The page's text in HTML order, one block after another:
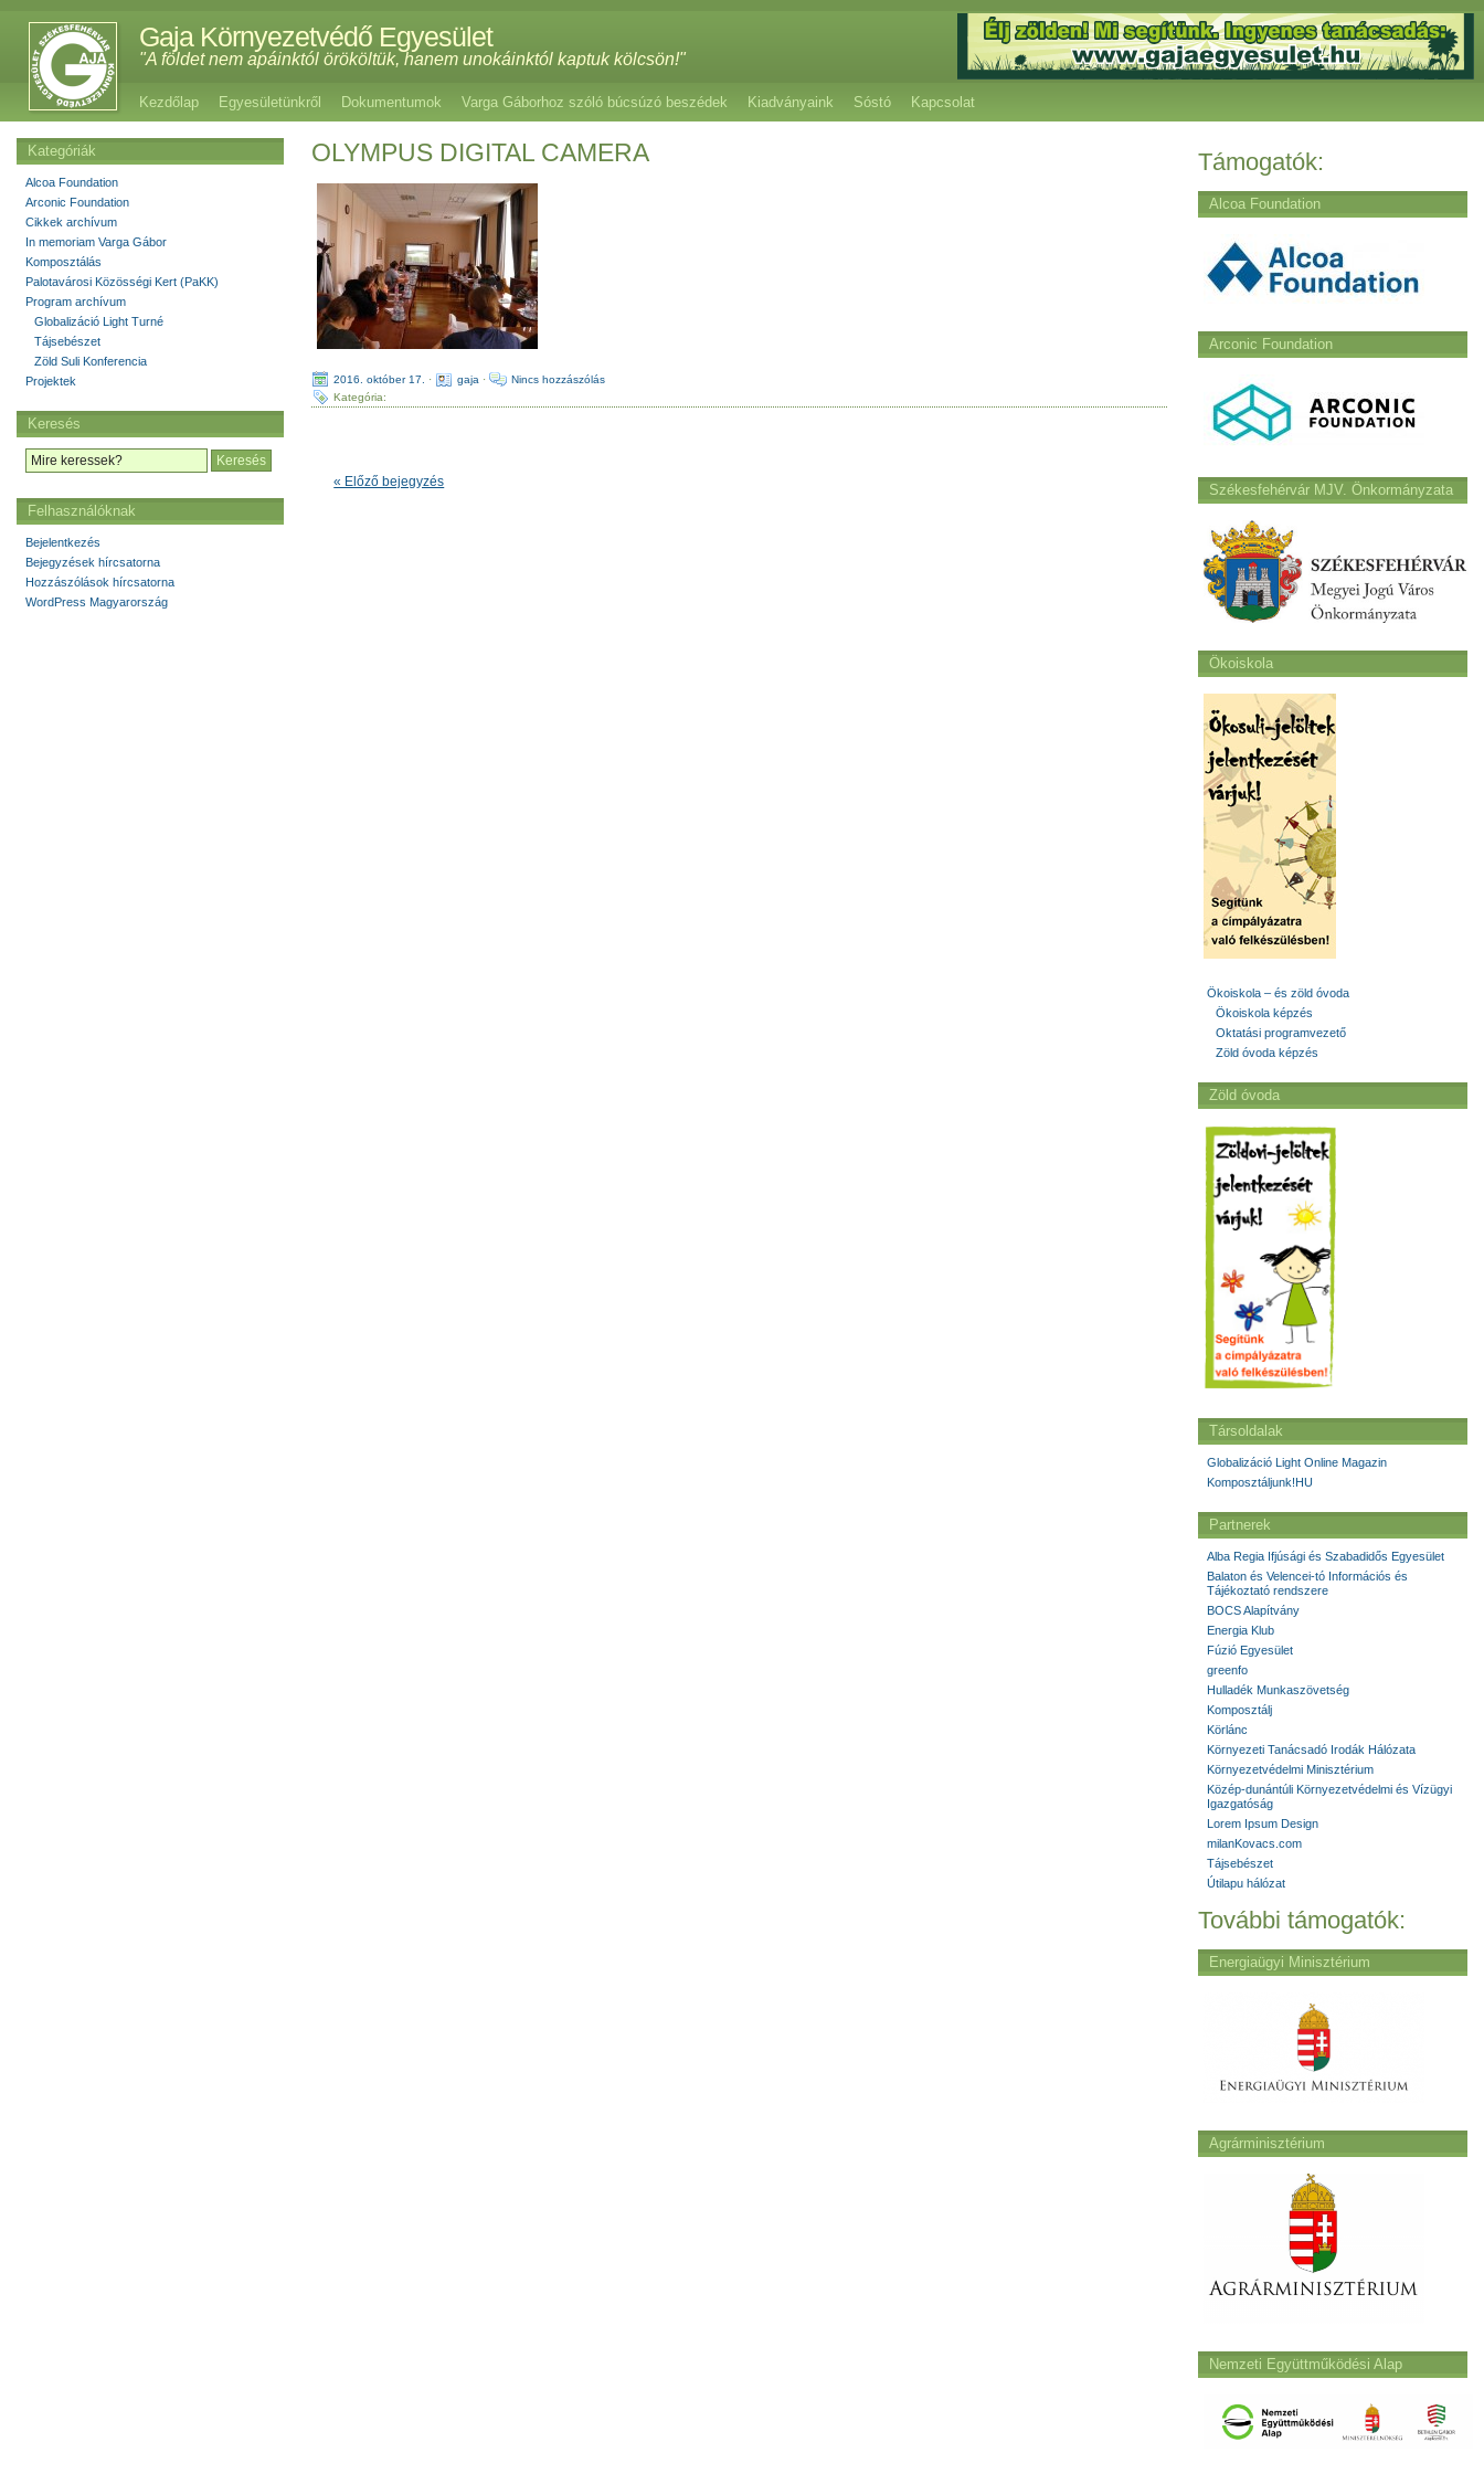
Gaja Környezetvédő Egyesület
"A földet nem apáinktól örököltük, hanem unokáinktól kaptuk kölcsön!"
Kezdőlap Egyesületünkről Dokumentumok Varga Gáborhoz szóló búcsúzó beszédek Kiadványaink Sóstó Kapcsolat
OLYMPUS DIGITAL CAMERA
2016. október 17. · gaja ·
Nincs hozzászólás
Kategória:
« Előző bejegyzés
Támogatók:
Alcoa Foundation
Arconic Foundation
Székesfehérvár MJV. Önkormányzata
Ökoiskola
Ökoiskola – és zöld óvoda
Ökoiskola képzés
Oktatási programvezető
Zöld óvoda képzés
Zöld óvoda
Társoldalak
Globalizáció Light Online Magazin
Komposztáljunk!HU
Partnerek
Alba Regia Ifjúsági és Szabadidős Egyesület
Balaton és Velencei-tó Információs és
Tájékoztató rendszere
BOCS Alapítvány
Energia Klub
Fúzió Egyesület
greenfo
Hulladék Munkaszövetség
Komposztálj
Körlánc
Környezeti Tanácsadó Irodák Hálózata
Környezetvédelmi Minisztérium
Közép-dunántúli Környezetvédelmi és Vízügyi
Igazgatóság
Lorem Ipsum Design
milanKovacs.com
Tájsebészet
Útilapu hálózat
További támogatók:
Energiaügyi Minisztérium
Agrárminisztérium
Nemzeti Együttműködési Alap
Kategóriák
Alcoa Foundation
Arconic Foundation
Cikkek archívum
In memoriam Varga Gábor
Komposztálás
Palotavárosi Közösségi Kert (PaKK)
Program archívum
Globalizáció Light Turné
Tájsebészet
Zöld Suli Konferencia
Projektek
Keresés
Felhasználóknak
Bejelentkezés
Bejegyzések hírcsatorna
Hozzászólások hírcsatorna
WordPress Magyarország